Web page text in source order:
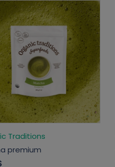
Traditions
premium